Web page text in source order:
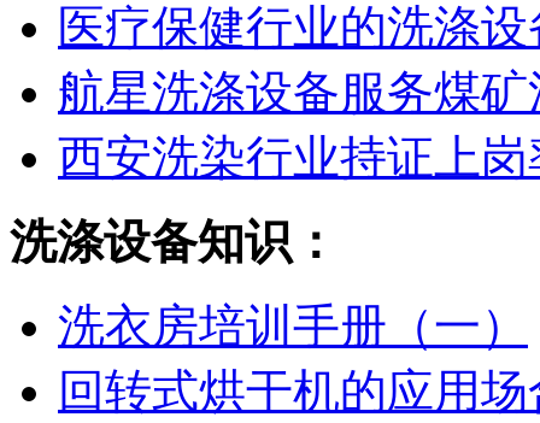
医疗保健行业的洗涤
航星洗涤设备服务煤
西安洗染行业持证上岗
洗涤设备知识：
洗衣房培训手册（一）
回转式烘干机的应用